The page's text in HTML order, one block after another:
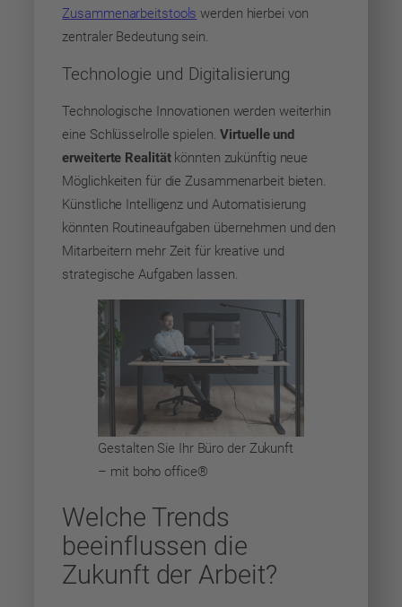
Zusammenarbeitstools werden hierbei von
zentraler Bedeutung sein.
Technologie und Digitalisierung
Technologische Innovationen werden weiterhin
eine Schlüsselrolle spielen.Virtuelle und
erweiterte Realitätkönnten zukünftig neue
Möglichkeiten für die Zusammenarbeit bieten.
Künstliche Intelligenz und Automatisierung
könnten Routineaufgaben übernehmen und den
Mitarbeitern mehr Zeit für kreative und
strategische Aufgaben lassen.
Gestalten Sie Ihr Büro der Zukunft
– mit boho office®
Welche Trends
beeinflussen die
Zukunft der Arbeit?